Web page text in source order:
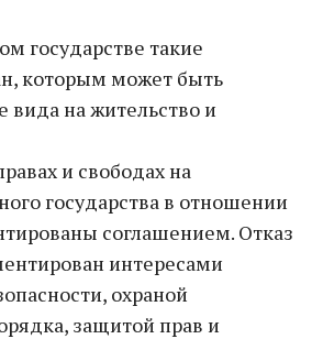
государстве такие
которым может быть
вида на жительство и
и свободах на
государства в отношении
соглашением. Отказ
интересами
охраной
защитой прав и